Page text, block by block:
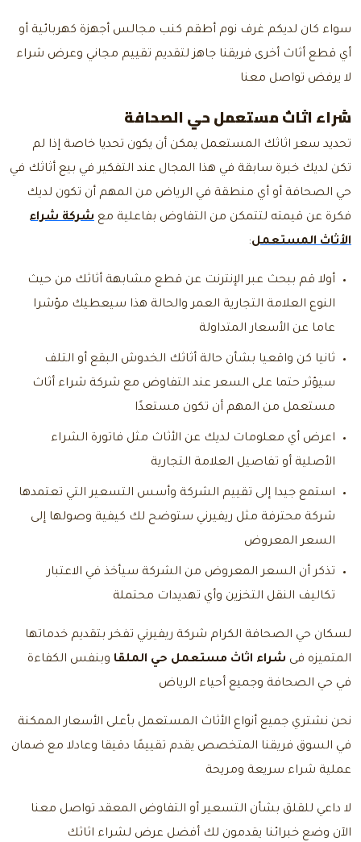
سواء كان لديكم غرف نوم أطقم كنب مجالس أجهزة كهربائية أو
أي قطع أثاث أخرى فريقنا جاهز لتقديم تقييم مجاني وعرض شراء
لا يرفض تواصل معنا
شراء اثاث مستعمل حي الصحافة
تحديد سعر اثاثك المستعمل يمكن أن يكون تحديا خاصة إذا لم
تكن لديك خبرة سابقة في هذا المجال عند التفكير في بيع أثاثك في
حي الصحافة أو أي منطقة في الرياض من المهم أن تكون لديك
فكرة عن قيمته لتتمكن من التفاوض بفاعلية مع شركة شراء
الأثاث المستعمل:
أولا قم ببحث عبر الإنترنت عن قطع مشابهة أثاثك من حيث
النوع العلامة التجارية العمر والحالة هذا سيعطيك مؤشرا
عاما عن الأسعار المتداولة
ثانيا كن واقعيا بشأن حالة أثاثك الخدوش البقع أو التلف
سيؤثر حتما على السعر عند التفاوض مع شركة شراء أثاث
مستعمل من المهم أن تكون مستعدًا
اعرض أي معلومات لديك عن الأثاث مثل فاتورة الشراء
الأصلية أو تفاصيل العلامة التجارية
استمع جيدا إلى تقييم الشركة وأسس التسعير التي تعتمدها
شركة محترفة مثل ريفيرني ستوضح لك كيفية وصولها إلى
السعر المعروض
تذكر أن السعر المعروض من الشركة سيأخذ في الاعتبار
تكاليف النقل التخزين وأي تهديدات محتملة
لسكان حي الصحافة الكرام شركة ريفيرني تفخر بتقديم خدماتها
المتميزه فى شراء اثاث مستعمل حي الملقا وبنفس الكفاءة
في حي الصحافة وجميع أحياء الرياض
نحن نشتري جميع أنواع الأثاث المستعمل بأعلى الأسعار الممكنة
في السوق فريقنا المتخصص يقدم تقييمًا دقيقا وعادلا مع ضمان
عملية شراء سريعة ومريحة
لا داعي للقلق بشأن التسعير أو التفاوض المعقد تواصل معنا
الآن وضع خبرائنا يقدمون لك أفضل عرض لشراء اثاثك